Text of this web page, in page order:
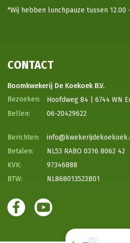
*Wij hebben lunchpauze tussen 12.00
CONTACT
Boomkwekerij De Koekoek B.V.
Hoofdweg 84 | 6744 WN
06-20429622
NL53 RABO 0316 8062 42
97346888
NL868013523B01